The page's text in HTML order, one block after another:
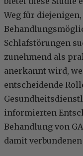
Weg für
Schlafstörungen
zunehmend als
anerkannt wird,
entscheidende
informierten
Behandlung von
damit